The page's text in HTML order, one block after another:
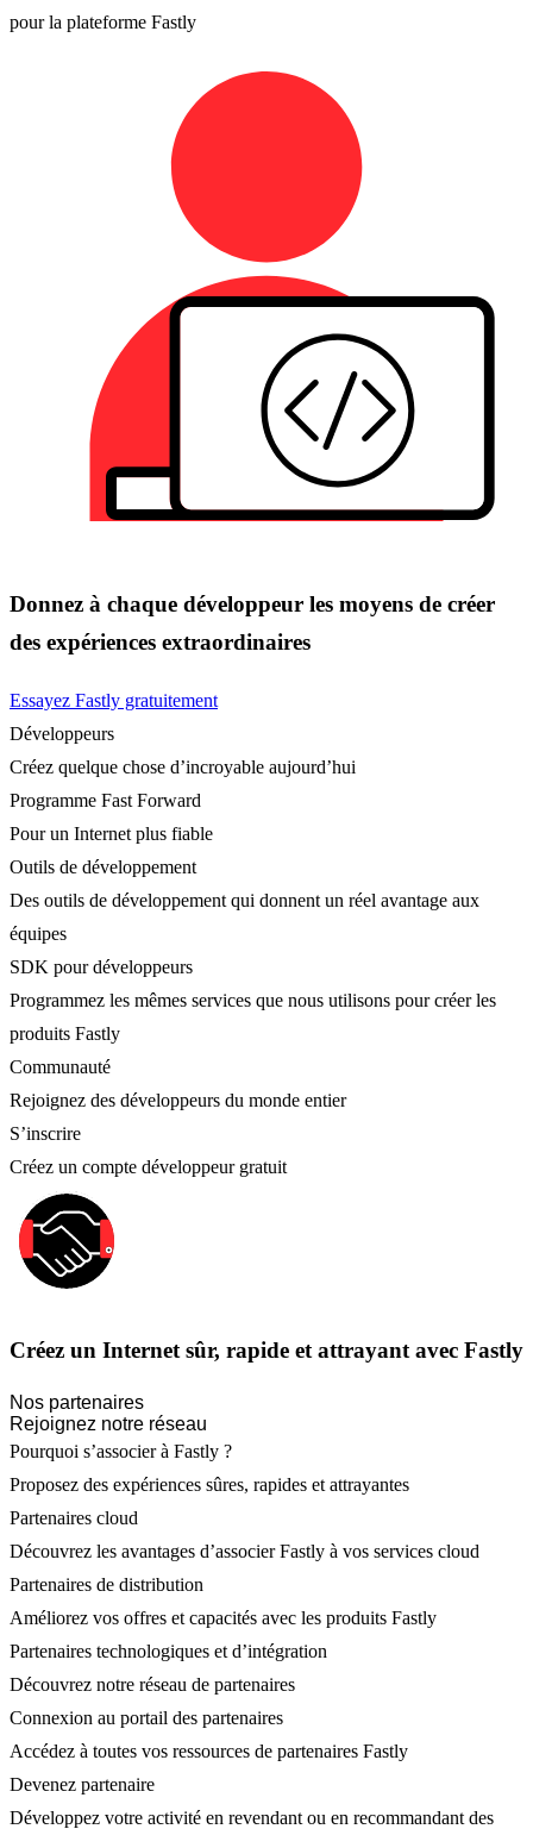
pour la plateforme Fastly
Donnez à chaque développeur les moyens de créer
des expériences extraordinaires
Essayez Fastly gratuitement
Développeurs
Créez quelque chose d’incroyable aujourd’hui
Programme Fast Forward
Pour un Internet plus fiable
Outils de développement
Des outils de développement qui donnent un réel avantage aux
équipes
SDK pour développeurs
Programmez les mêmes services que nous utilisons pour créer les
produits Fastly
Communauté
Rejoignez des développeurs du monde entier
S’inscrire
Créez un compte développeur gratuit
Créez un Internet sûr, rapide et attrayant avec Fastly
Nos partenaires
Rejoignez notre réseau
Pourquoi s’associer à Fastly ?
Proposez des expériences sûres, rapides et attrayantes
Partenaires cloud
Découvrez les avantages d’associer Fastly à vos services cloud
Partenaires de distribution
Améliorez vos offres et capacités avec les produits Fastly
Partenaires technologiques et d’intégration
Découvrez notre réseau de partenaires
Connexion au portail des partenaires
Accédez à toutes vos ressources de partenaires Fastly
Devenez partenaire
Développez votre activité en revendant ou en recommandant des